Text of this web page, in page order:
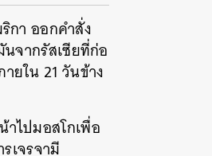
กา ออกคำสั่ง
จากรัสเซียที่ก่อ
ยใน 21 วันข้าง
ไปมอสโกเพื่อ
เจรจามี